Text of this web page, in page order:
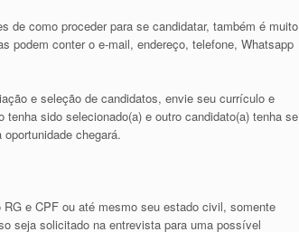
de como proceder para se candidatar, também é muito
podem conter o e-mail, endereço, telefone, Whatsapp
e seleção de candidatos, envie seu currículo e
sido selecionado(a) e outro candidato(a) tenha se
chegará.
e CPF ou até mesmo seu estado civil, somente
seja solicitado na entrevista para uma possível